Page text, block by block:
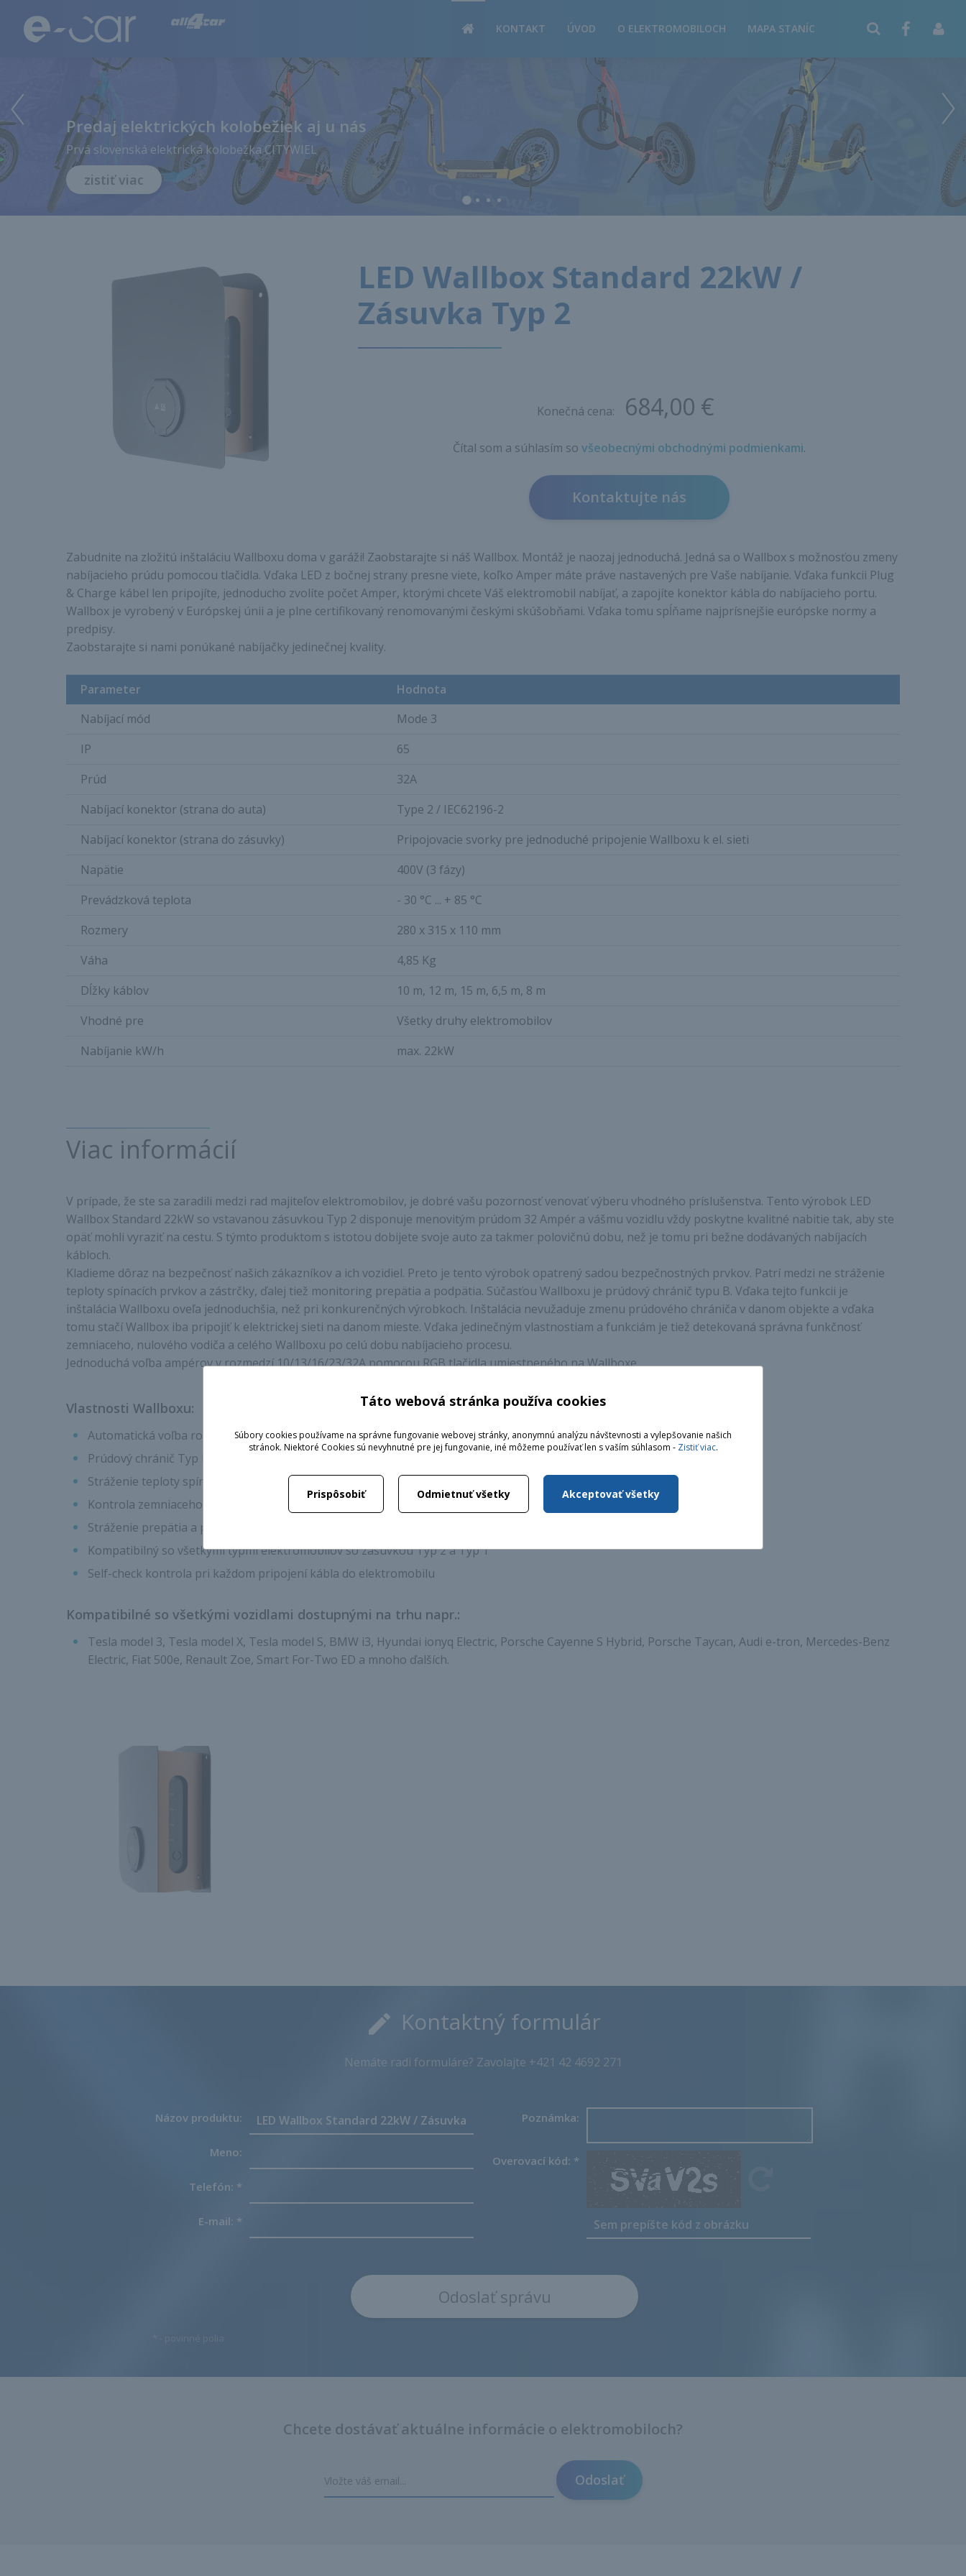
Všetko o elektrických autách
PRODUKTYKONTAKT ÚVOD O ELEKTROMOBILOCH MAPA STANÍC
Predaj elektrických kolobežiek aj u nás
Prvá slovenská elektrická kolobežka CITYWIEL
zistiť viac
LED Wallbox Standard 22kW /
Zásuvka Typ 2
Konečná cena: 684,00 €
Čítal som a súhlasím so všeobecnými obchodnými podmienkami.
Kontaktujte nás
Zabudnite na zložitú inštaláciu Wallboxu doma v garáži! Zaobstarajte si náš Wallbox. Montáž je naozaj jednoduchá. Jedná sa o Wallbox s možnosťou zmeny
nabíjacieho prúdu pomocou tlačidla. Vďaka LED z bočnej strany presne viete, koľko Amper máte práve nastavených pre Vaše nabíjanie. Vďaka funkcii Plug
& Charge kábel len pripojíte, jednoducho zvolíte počet Amper, ktorými chcete Váš elektromobil nabíjať, a zapojíte konektor kábla do nabíjacieho portu.
Wallbox je vyrobený v Európskej únii a je plne certifikovaný renomovanými českými skúšobňami. Vďaka tomu spĺňame najprísnejšie európske normy a
predpisy.
Zaobstarajte si nami ponúkané nabíjačky jedinečnej kvality.
Parameter
Hodnota
Nabíjací mód
Mode 3
IP
65
Prúd
32A
Nabíjací konektor (strana do auta)
Type 2 / IEC62196-2
Nabíjací konektor (strana do zásuvky)
Pripojovacie svorky pre jednoduché pripojenie Wallboxu k el. sieti
Napätie
400V (3 fázy)
Prevádzková teplota
- 30 °C ... + 85 °C
Rozmery
280 x 315 x 110 mm
Váha
4,85 Kg
Dĺžky káblov
10 m, 12 m, 15 m, 6,5 m, 8 m
Vhodné pre
Všetky druhy elektromobilov
Nabíjanie kW/h
max. 22kW
Viac informácií
V prípade, že ste sa zaradili medzi rad majiteľov elektromobilov, je dobré vašu pozornosť venovať výberu vhodného príslušenstva. Tento výrobok LED
Wallbox Standard 22kW so vstavanou zásuvkou Typ 2 disponuje menovitým prúdom 32 Ampér a vášmu vozidlu vždy poskytne kvalitné nabitie tak, aby ste
opäť mohli vyraziť na cestu. S týmto produktom s istotou dobijete svoje auto za takmer polovičnú dobu, než je tomu pri bežne dodávaných nabíjacích
kábloch.
Kladieme dôraz na bezpečnosť našich zákazníkov a ich vozidiel. Preto je tento výrobok opatrený sadou bezpečnostných prvkov. Patrí medzi ne stráženie
teploty spínacích prvkov a zástrčky, ďalej tiež monitoring prepätia a podpätia. Súčasťou Wallboxu je prúdový chránič typu B. Vďaka tejto funkcii je
inštalácia Wallboxu oveľa jednoduchšia, než pri konkurenčných výrobkoch. Inštalácia nevužaduje zmenu prúdového chrániča v danom objekte a vďaka
tomu stačí Wallbox iba pripojiť k elektrickej sieti na danom mieste. Vďaka jedinečným vlastnostiam a funkciám je tiež detekovaná správna funkčnosť
zemniaceho, nulového vodiča a celého Wallboxu po celú dobu nabíjacieho procesu.
Jednoduchá voľba ampérov v rozmedzí 10/13/16/23/32A pomocou RGB tlačidla umiestneného na Wallboxe.
Vlastnosti Wallboxu:
Automatická voľba rozsahu Amper podľa pripojeného adaptéra
Prúdový chránič Typ B
Stráženie teploty spínacích prvkov a zástrčky
Kontrola zemniaceho a nulového vodiča pred každým nabíjaním
Stráženie prepätia a podpätia
Kompatibilný so všetkými typmi elektromobilov so zásuvkou Typ 2 a Typ 1
Self-check kontrola pri každom pripojení kábla do elektromobilu
Kompatibilné so všetkými vozidlami dostupnými na trhu napr.:
Tesla model 3, Tesla model X, Tesla model S, BMW i3, Hyundai ionyq Electric, Porsche Cayenne S Hybrid, Porsche Taycan, Audi e-tron, Mercedes-Benz
Electric, Fiat 500e, Renault Zoe, Smart For-Two ED a mnoho ďalších.
Kontaktný formulár
Nemáte radi formuláre? Zavolajte +421 42 4692 271
Názov produktu:
Meno:
Telefón: *
E-mail: *
Poznámka:
Overovací kód: *
Chcete dostávať aktuálne informácie o elektromobiloch?
Odoslať
Táto webová stránka používa cookies
Súbory cookies používame na správne fungovanie webovej stránky, anonymnú analýzu návštevnosti a vylepšovanie našich
stránok. Niektoré Cookies sú nevyhnutné pre jej fungovanie, iné môžeme používať len s vaším súhlasom - Zistiť viac.
Prispôsobiť Odmietnuť všetky Akceptovať všetky